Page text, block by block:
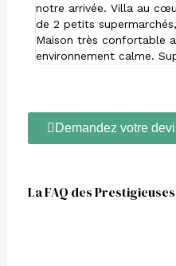
notre arrivée. Villa au
de 2 petits
Maison très confortable
environnement calme.
Demandez votre
La FAQ des Prestigieuses